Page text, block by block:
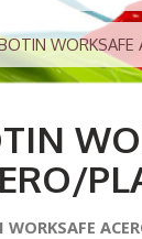
WORKSAFE